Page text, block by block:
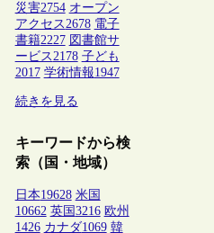
災害2754 オープン
アクセス2678 電子
書籍2227 図書館サ
ービス2178 子ども
2017 学術情報1947
続きを見る
キーワードから検
索（国・地域）
日本19628 米国
10662 英国 3216 欧州
1426 カナダ1069 韓